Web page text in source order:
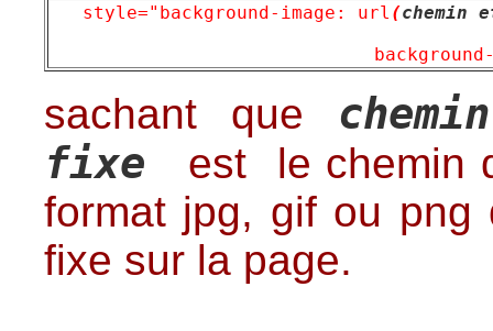
style="background-image: url (chemin
sachant que
fixe
est le chemin
format jpg, gif ou png
fixe sur la page.